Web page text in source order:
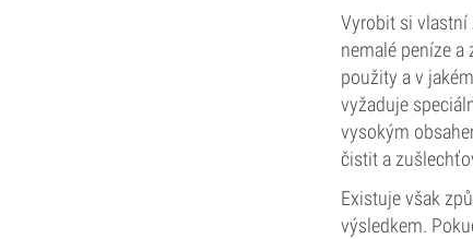
Vyrobit si vlastní
nemalé peníze a
použity a v
vyžaduje
vysokým
čistit a
Existuje však
výsledkem.